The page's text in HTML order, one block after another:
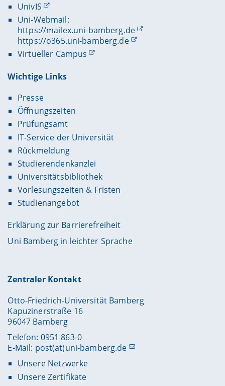
UnivIS
Uni-Webmail:
https://mailex.uni-bamberg.de
https://o365.uni-bamberg.de
Virtueller Campus
Wichtige Links
Presse
Öffnungszeiten
Prüfungsamt
IT-Service der Universität
Rückmeldung
Studierendenkanzlei
Universitätsbibliothek
Vorlesungszeiten & Fristen
Studienangebot
Erklärung zur Barrierefreiheit
Uni Bamberg in leichter Sprache
Zentraler Kontakt
Otto-Friedrich-Universität Bamberg
Kapuzinerstraße 16
96047 Bamberg
Telefon: 0951 863-0
E-Mail: post(at)uni-bamberg.de
Unsere Netzwerke
Unsere Zertifikate